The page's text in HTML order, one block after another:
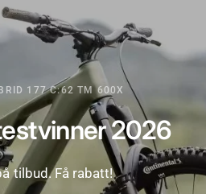
177 C:62 TM 600X
2026
tilbud. Få rabatt!